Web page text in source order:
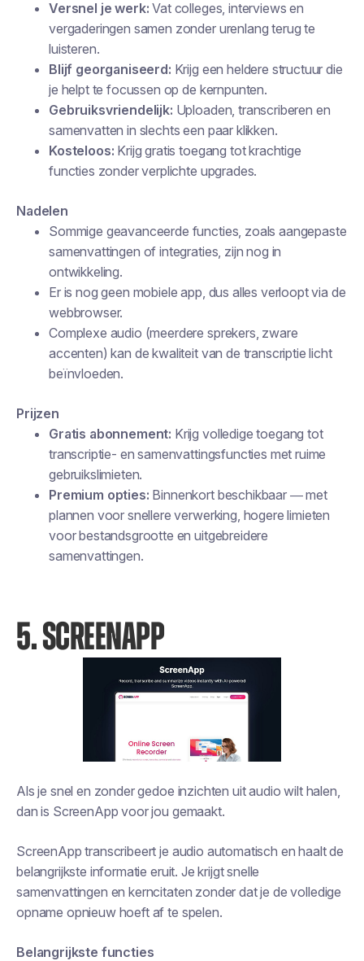
Versnel je werk: Vat colleges, interviews en
vergaderingen samen zonder urenlang terug te
luisteren.
Blijf georganiseerd: Krijg een heldere structuur die
je helpt te focussen op de kernpunten.
Gebruiksvriendelijk: Uploaden, transcriberen en
samenvatten in slechts een paar klikken.
Kosteloos: Krijg gratis toegang tot krachtige
functies zonder verplichte upgrades.
Nadelen
Sommige geavanceerde functies, zoals aangepaste
samenvattingen of integraties, zijn nog in
ontwikkeling.
Er is nog geen mobiele app, dus alles verloopt via de
webbrowser.
Complexe audio (meerdere sprekers, zware
accenten) kan de kwaliteit van de transcriptie licht
beïnvloeden.
Prijzen
Gratis abonnement: Krijg volledige toegang tot
transcriptie- en samenvattingsfuncties met ruime
gebruikslimieten.
Premium opties: Binnenkort beschikbaar — met
plannen voor snellere verwerking, hogere limieten
voor bestandsgrootte en uitgebreidere
samenvattingen.
5. SCREENAPP
Als je snel en zonder gedoe inzichten uit audio wilt halen,
dan is ScreenApp voor jou gemaakt.
ScreenApp transcribeert je audio automatisch en haalt de
belangrijkste informatie eruit. Je krijgt snelle
samenvattingen en kerncitaten zonder dat je de volledige
opname opnieuw hoeft af te spelen.
Belangrijkste functies